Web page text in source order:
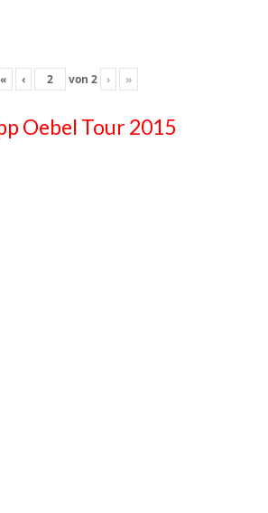
« ‹ von 2 › »
Oebel Tour 2015